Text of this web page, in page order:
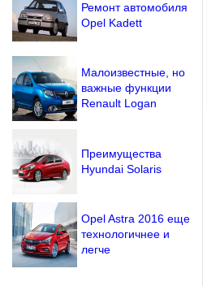
Ремонт автомобиля
Opel Kadett
Малоизвестные, но
важные функции
Renault Logan
Преимущества
Hyundai Solaris
Opel Astra 2016 еще
технологичнее и
легче